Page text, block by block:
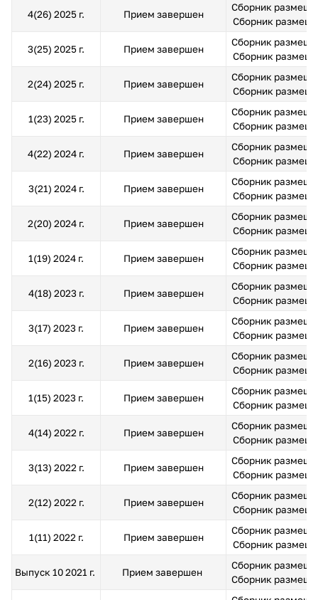
4(26) 2025 г. Прием завершен
Сборник
Сборник
3(25) 2025 г. Прием завершен
Сборник
Сборник
2(24) 2025 г. Прием завершен
Сборник
Сборник
1(23) 2025 г. Прием завершен
Сборник
Сборник
4(22) 2024 г. Прием завершен
Сборник
Сборник
3(21) 2024 г. Прием завершен
Сборник
Сборник
2(20) 2024 г. Прием завершен
Сборник
Сборник
1(19) 2024 г. Прием завершен
Сборник
Сборник
4(18) 2023 г. Прием завершен
Сборник
Сборник
3(17) 2023 г. Прием завершен
Сборник
Сборник
2(16) 2023 г. Прием завершен
Сборник
Сборник
1(15) 2023 г. Прием завершен
Сборник
Сборник
4(14) 2022 г. Прием завершен
Сборник
Сборник
3(13) 2022 г. Прием завершен
Сборник
Сборник
2(12) 2022 г. Прием завершен
Сборник
Сборник
1(11) 2022 г. Прием завершен
Сборник
Сборник
Выпуск 10 2021 г. Прием завершен
Сборник
Сборник